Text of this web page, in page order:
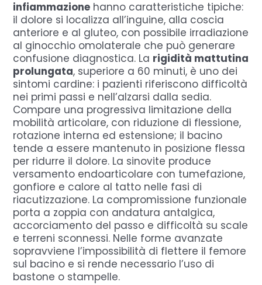
infiammazione hanno caratteristiche tipiche:
il dolore si localizza all’inguine, alla coscia
anteriore e al gluteo, con possibile irradiazione
al ginocchio omolaterale che può generare
confusione diagnostica. La rigidità mattutina
prolungata, superiore a 60 minuti, è uno dei
sintomi cardine: i pazienti riferiscono difficoltà
nei primi passi e nell’alzarsi dalla sedia.
Compare una progressiva limitazione della
mobilità articolare, con riduzione di flessione,
rotazione interna ed estensione; il bacino
tende a essere mantenuto in posizione flessa
per ridurre il dolore. La sinovite produce
versamento endoarticolare con tumefazione,
gonfiore e calore al tatto nelle fasi di
riacutizzazione. La compromissione funzionale
porta a zoppia con andatura antalgica,
accorciamento del passo e difficoltà su scale
e terreni sconnessi. Nelle forme avanzate
sopravviene l’impossibilità di flettere il femore
sul bacino e si rende necessario l’uso di
bastone o stampelle.